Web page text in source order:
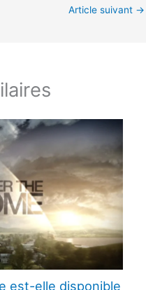
Article suivant →
est-elle disponible